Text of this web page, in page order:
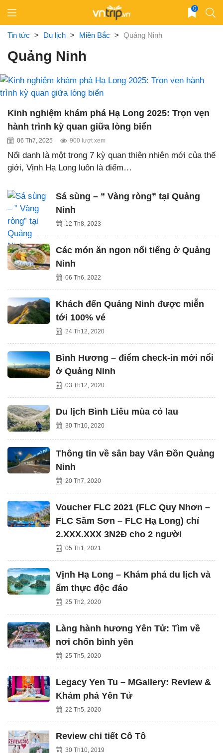
content
0
Tin tức > Du lịch > Miền Bắc > Quảng Ninh
Quảng Ninh
Kinh nghiệm khám phá Hạ Long 2025: Trọn vẹn
hành trình kỳ quan giữa lòng biển
06 Th7, 2025 900 lượt xem
Nổi danh là một trong 7 kỳ quan thiên nhiên mới của thế
giới, Vịnh Hạ Long luôn là điểm…
Sá sùng – ” Vàng ròng” tại Quảng
Ninh
12 Th8, 2023
Các món ăn ngon nổi tiếng ở Quảng
Ninh
06 Th6, 2022
Khách đến Quảng Ninh được miễn
tới 100% vé
24 Th12, 2020
Bình Hương – điểm check-in mới nổi
ở Quảng Ninh
03 Th12, 2020
Du lịch Bình Liêu mùa cỏ lau
30 Th10, 2020
Thông tin về sân bay Vân Đồn Quảng
Ninh
20 Th7, 2020
Voucher FLC 2021 (FLC Quy Nhơn –
FLC Sầm Sơn – FLC Hạ Long) chỉ
2.XXX.XXX 3N2Đ cho 2 người
05 Th1, 2021
Vịnh Hạ Long – Khám phá du lịch và
ẩm thực độc đáo
25 Th2, 2020
Làng hành hương Yên Tử: Tìm về
nơi chốn bình yên
25 Th5, 2020
Legacy Yen Tu – MGallery: Review &
Khám phá Yên Tử
22 Th5, 2020
Review chi tiết Cô Tô
30 Th10, 2019